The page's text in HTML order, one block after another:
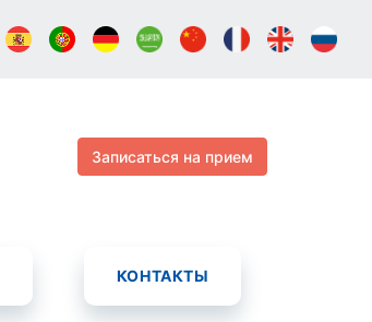
Записаться на прием
КОНТАКТЫ